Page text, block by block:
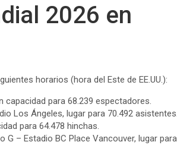
2026 en
horarios (hora del Este de EE.UU.):
para 68.239 espectadores.
Los Ángeles, lugar para 70.492 asistentes.
para 64.478 hinchas.
G – Estadio BC Place Vancouver, lugar para